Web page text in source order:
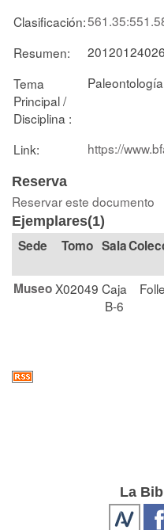
Clasificación:
Resumen:
Tema
Principal /
Disciplina :
Paleontología
Link: https://
Reserva
Reservar este documento
Ejemplares(1)
Tomo Sala
MuseoX02049 Caja
B-6
La